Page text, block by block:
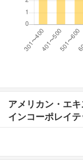
アメリカン・エ
インコーポレイ